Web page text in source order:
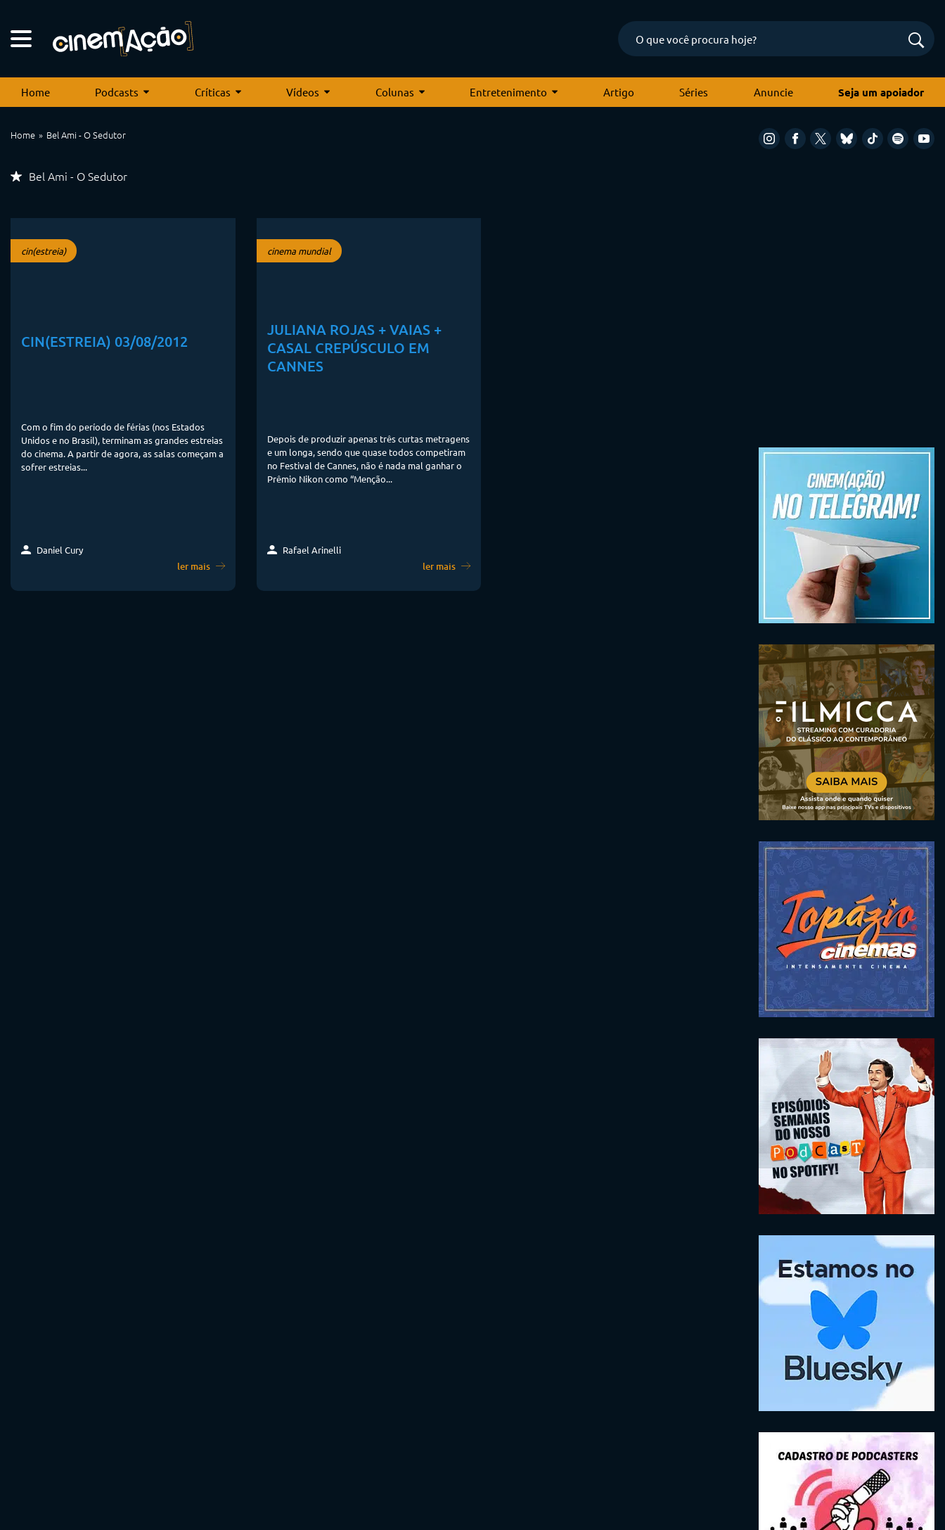
Home Podcasts Críticas Vídeos Colunas Entretenimento Artigo Séries Anuncie Seja um apoiador
Home Bel Ami - O Sedutor
Bel Ami - O Sedutor
cin(estreia)
CIN(ESTREIA) 03/08/2012
Com o fim do período de férias (nos Estados
Unidos e no Brasil), terminam as grandes estreias
do cinema. A partir de agora, as salas começam a
sofrer estreias...
Daniel Cury
ler mais
cinema mundial
JULIANA ROJAS + VAIAS +
CASAL CREPÚSCULO EM
CANNES
Depois de produzir apenas três curtas metragens
e um longa, sendo que quase todos competiram
no Festival de Cannes, não é nada mal ganhar o
Prêmio Nikon como “Menção...
Rafael Arinelli
ler mais